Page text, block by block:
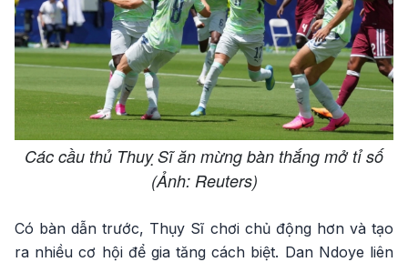
Các cầu thủ Thuỵ Sĩ ăn mừng bàn thắng mở tỉ số
(Ảnh: Reuters)
Có bàn dẫn trước, Thụy Sĩ chơi chủ động hơn và tạo
ra nhiều cơ hội để gia tăng cách biệt. Dan Ndoye liên